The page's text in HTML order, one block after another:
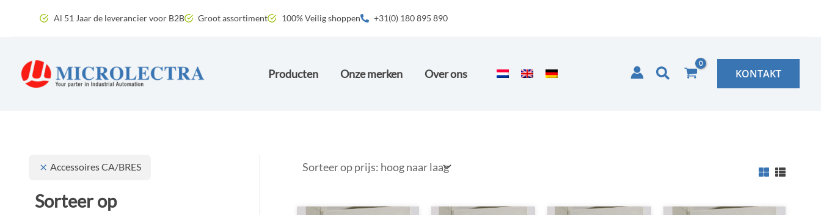
inhoud
Al 51 Jaar de leverancier voor B2B Groot assortiment 100% Veilig shoppen +31(0) 180 895 890
Producten Onze merken Over ons Zoeken KONTAKT
Accessoires CA/BRES
Sorteer op